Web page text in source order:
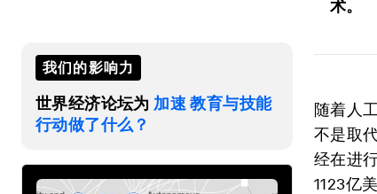
我们的影响力
世界经济论坛为 加速 教育与技能
行动做了什么？
术。
随着人
不是取
经在进
1123亿美